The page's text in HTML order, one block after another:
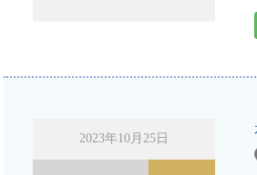
2023年10月25日